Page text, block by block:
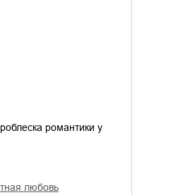
романтики у
любовь